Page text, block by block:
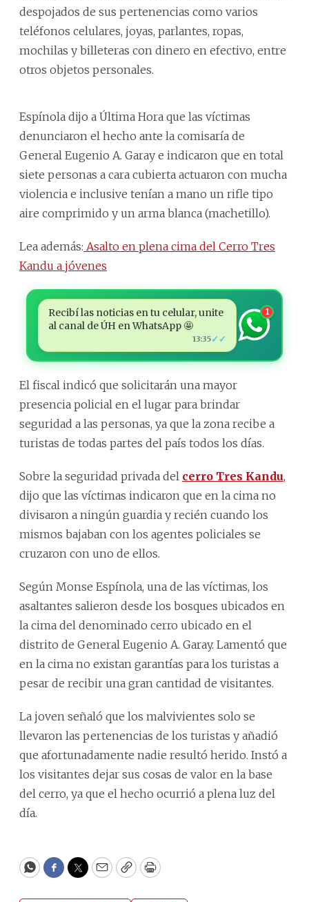
despojados de sus pertenencias como varios
teléfonos celulares, joyas, parlantes, ropas,
mochilas y billeteras con dinero en efectivo, entre
otros objetos personales.
Espínola dijo a Última Hora que las víctimas
denunciaron el hecho ante la comisaría de
General Eugenio A. Garay e indicaron que en total
siete personas a cara cubierta actuaron con mucha
violencia e inclusive tenían a mano un rifle tipo
aire comprimido y un arma blanca (machetillo).
Lea además: Asalto en plena cima del Cerro Tres
Kandu a jóvenes
Recibí las noticias en tu celular, unite
al canal de ÚH en WhatsApp 🤩
13:35✓✓
1
El fiscal indicó que solicitarán una mayor
presencia policial en el lugar para brindar
seguridad a las personas, ya que la zona recibe a
turistas de todas partes del país todos los días.
Sobre la seguridad privada del cerro Tres Kandu,
dijo que las víctimas indicaron que en la cima no
divisaron a ningún guardia y recién cuando los
mismos bajaban con los agentes policiales se
cruzaron con uno de ellos.
Según Monse Espínola, una de las víctimas, los
asaltantes salieron desde los bosques ubicados en
la cima del denominado cerro ubicado en el
distrito de General Eugenio A. Garay. Lamentó que
en la cima no existan garantías para los turistas a
pesar de recibir una gran cantidad de visitantes.
La joven señaló que los malvivientes solo se
llevaron las pertenencias de los turistas y añadió
que afortunadamente nadie resultó herido. Instó a
los visitantes dejar sus cosas de valor en la base
del cerro, ya que el hecho ocurrió a plena luz del
día.
WhatsApp
Facebook
Twitter
EmailCopyPrint